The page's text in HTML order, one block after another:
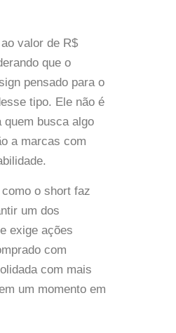
valor de R$
que o
pensado para o
tipo. Ele não é
busca algo
a marcas com
o short faz
um dos
exige ações
com
com mais
um momento em